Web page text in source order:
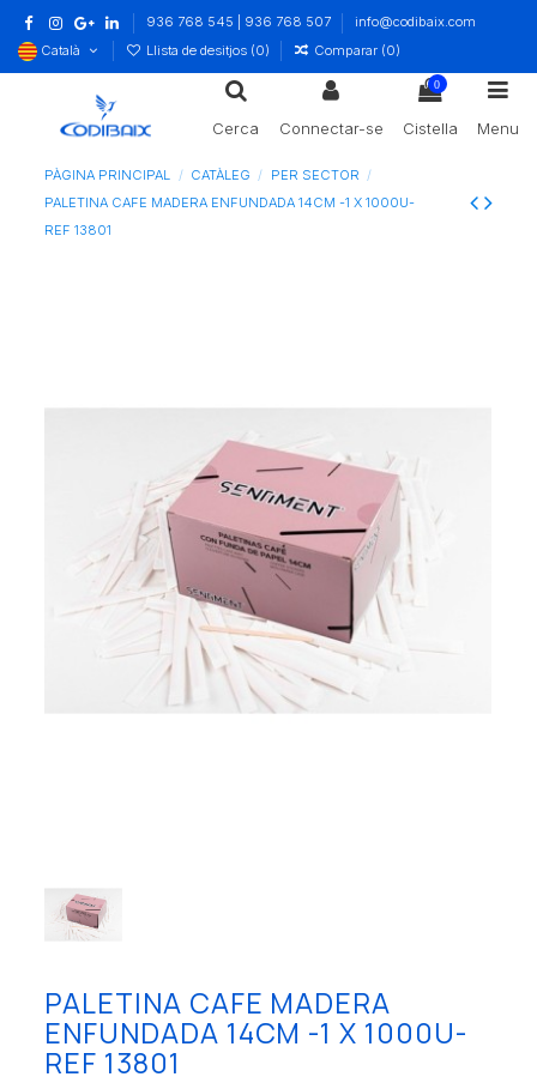
936 768 545 | 936 768 507
info@codibaix.com
Català
Llista de desitjos (0) Comparar (0)
Cerca Connectar-se
0
Cistella Menu
PÀGINA PRINCIPAL CATÀLEG
PER SECTOR
PALETINA CAFE MADERA ENFUNDADA 14CM -1 X 1000U-
REF 13801
PALETINA CAFE MADERA
ENFUNDADA 14CM -1 X 1000U-
REF 13801